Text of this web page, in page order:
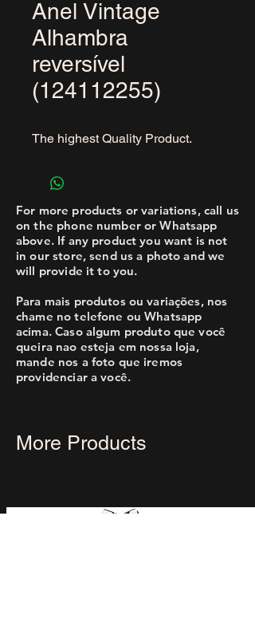
Anel Vintage
Alhambra
reversível
(124112255)
The highest Quality Product.
For more products or variations, call us
on the phone number or Whatsapp
above. If any product you want is not
in our store, send us a photo and we
will provide it to you.
Para mais produtos ou variações, nos
chame no telefone ou Whatsapp
acima. Caso algum produto que você
queira nao esteja em nossa loja,
mande nos a foto que iremos
providenciar a você.
More Products